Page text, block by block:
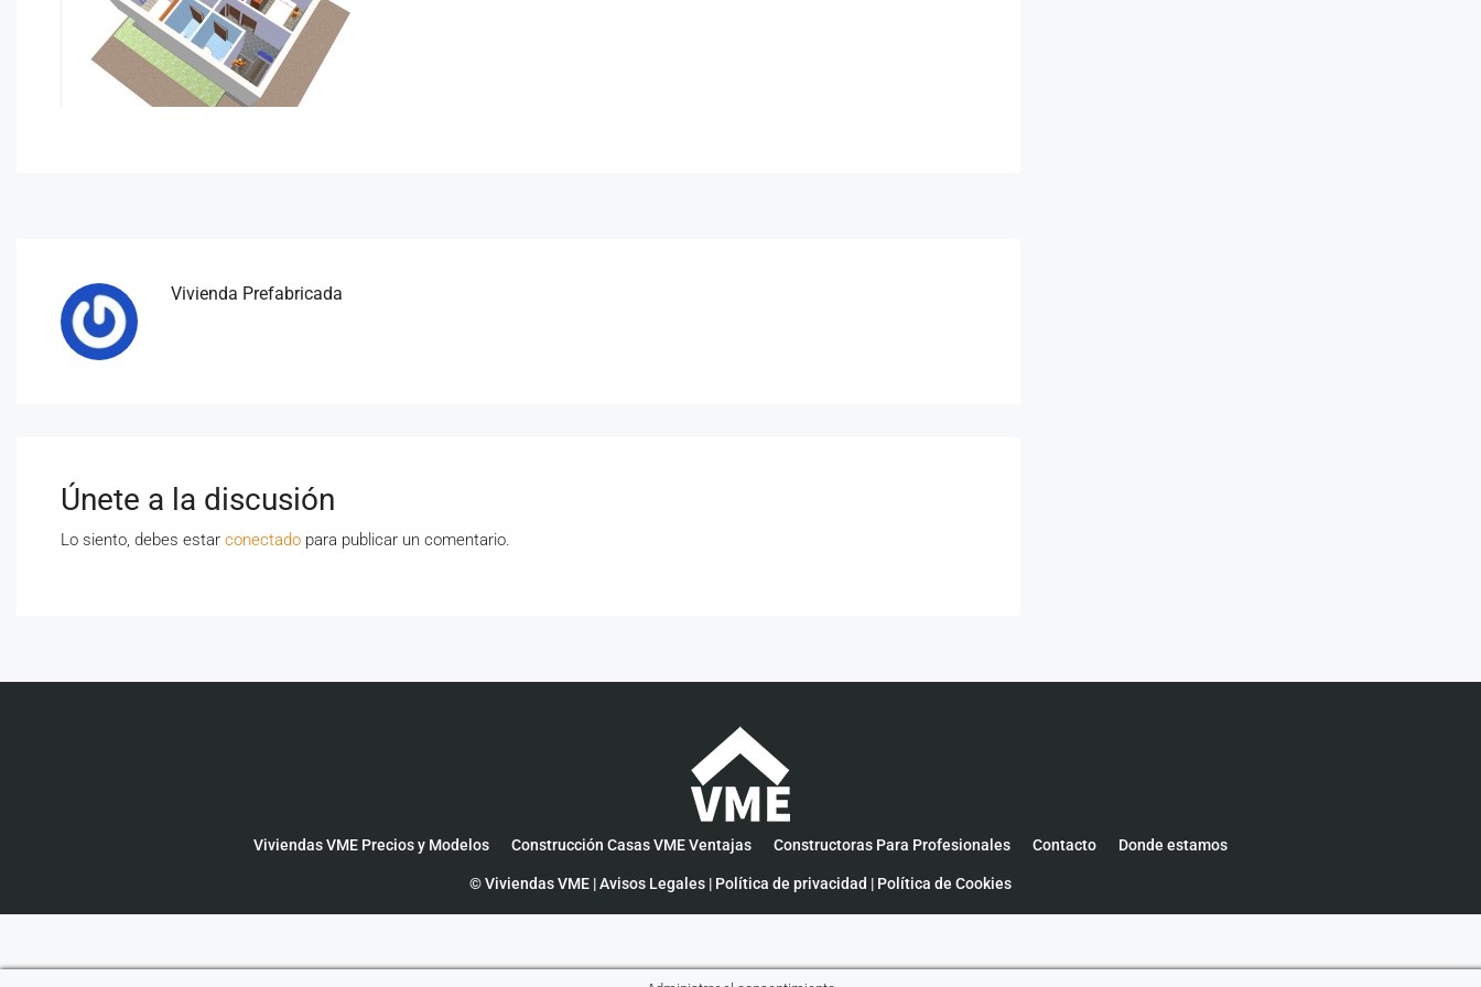
Vivienda Prefabricada
Únete a la discusión
Lo siento, debes estar conectado para publicar un comentario.
Viviendas VME Precios y Modelos Construcción Casas VME Ventajas Constructoras Para Profesionales Contacto Donde estamos
© Viviendas VME |Avisos Legales | Política de privacidad | Política de Cookies